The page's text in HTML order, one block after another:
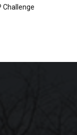
Challenge